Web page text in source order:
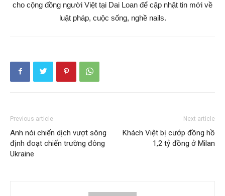
cho cộng đồng người Việt tại Dai Loan để cập nhật tin mới về
luật pháp, cuộc sống, nghề nails.
Previous article
Anh nói chiến dịch vượt sông
định đoạt chiến trường đông
Ukraine
Next article
Khách Việt bị cướp đồng hồ
1,2 tỷ đồng ở Milan